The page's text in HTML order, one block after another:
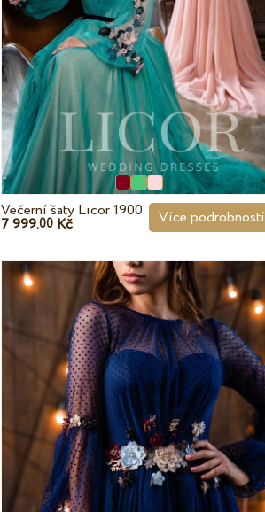
Večerní šaty Licor 1900
7 999.00 Kč Více podrobností